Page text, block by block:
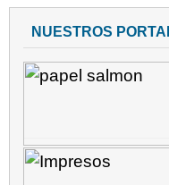
NUESTROS